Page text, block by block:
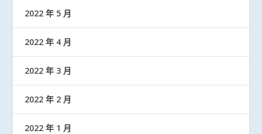
2022 年 5 月
2022 年 4 月
2022 年 3 月
2022 年 2 月
2022 年 1 月